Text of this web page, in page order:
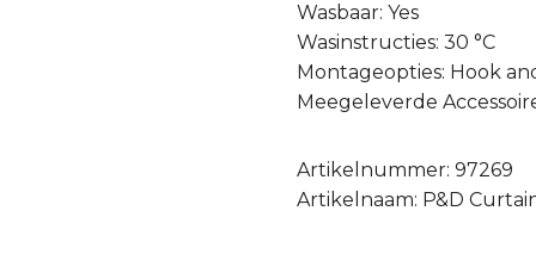
Wasbaar: Yes
Wasinstructies: 30 °C
Montageopties: Hook
Meegeleverde
Artikelnummer: 97269
Artikelnaam: P&D